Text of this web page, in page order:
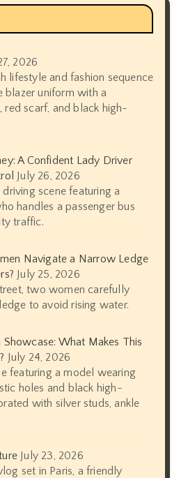
2026
lifestyle and fashion sequence
blazer uniform with a
red scarf, and black high-
A Confident Lady Driver
July 26, 2026
scene featuring a
handles a passenger bus
traffic.
Navigate a Narrow Ledge
July 25, 2026
two women carefully
to avoid rising water.
Showcase: What Makes This
July 24, 2026
featuring a model wearing
holes and black high-
with silver studs, ankle
July 23, 2026
set in Paris, a friendly